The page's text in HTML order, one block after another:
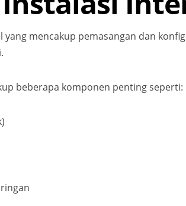
mencakup pemasangan dan
beberapa komponen penting seperti: